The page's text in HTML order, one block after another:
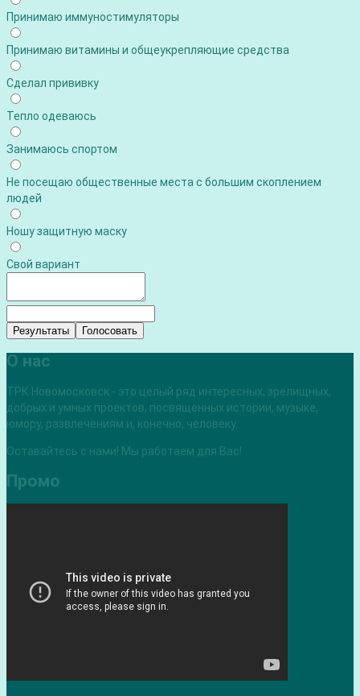
Принимаю иммуностимуляторы
Принимаю витамины и общеукрепляющие средства
Сделал прививку
Тепло одеваюсь
Занимаюсь спортом
Не посещаю общественные места с большим скоплением
людей
Ношу защитную маску
Свой вариант
Результаты Голосовать
О нас
ТРК Новомосковск - это целый ряд интересных, зрелищных,
добрых и умных проектов, посвященных истории, музыке,
юмору, развлечениям и, конечно, человеку.
Оставайтесь с нами! Мы работаем для Вас!
Промо